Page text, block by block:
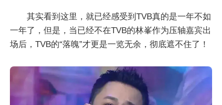
其实看到这里，就已经感受到TVB真的是一年不如
一年了，但是，当已经不在TVB的林峯作为压轴嘉宾出
场后，TVB的“落魄”才更是一览无余，彻底遮不住了！